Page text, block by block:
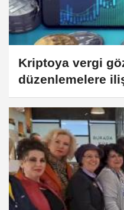
Kriptoya vergi
düzenlemelere
TBMM'de